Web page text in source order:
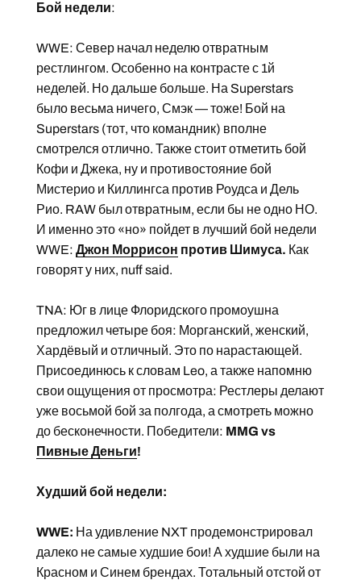
Бой недели:
WWE: Север начал неделю отвратным
рестлингом. Особенно на контрасте с 1й
неделей. Но дальше больше. На Superstars
было весьма ничего, Смэк — тоже! Бой на
Superstars (тот, что командник) вполне
смотрелся отлично. Также стоит отметить бой
Кофи и Джека, ну и противостояние бой
Мистерио и Киллингса против Роудса и Дель
Рио. RAW был отвратным, если бы не одно НО.
И именно это «но» пойдет в лучший бой недели
WWE: Джон Моррисон против Шимуса. Как
говорят у них, nuff said.
TNA: Юг в лице Флоридского промоушна
предложил четыре боя: Морганский, женский,
Хардёвый и отличный. Это по нарастающей.
Присоединюсь к словам Leo, а также напомню
свои ощущения от просмотра: Рестлеры делают
уже восьмой бой за полгода, а смотреть можно
до бесконечности. Победители: MMG vs
Пивные Деньги!
Худший бой недели:
WWE: На удивление NXT продемонстрировал
далеко не самые худшие бои! А худшие были на
Красном и Синем брендах. Тотальный отстой от